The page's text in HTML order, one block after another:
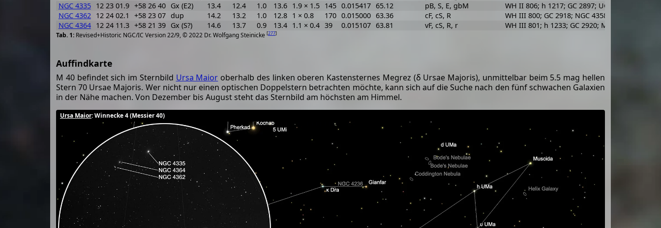
Revised+Historic NGC/IC Version 22/9, © 2022 Dr. Wolfgang Steinicke [277]
NGC 4335 12 23 01.9 +58 26 40 Gx (E2) 13.4 12.4 1.0 13.6 1.9 × 1.5 145 0.015417 65.12 pB, S, E, gbM
WH II 806; h 1217; GC 2897; UGC 7455; MCG
NGC 4362 12 24 02.1 +58 23 07 dup 14.2 13.2 1.0 12.8 1 × 0.8 170 0.015000 63.36 cF, cS, R
WH III 800; GC 2918; NGC 4358; UGC 7479;
NGC 4364 12 24 11.3 +58 21 39 Gx (S?) 14.6 13.7 0.9 13.4 1.1 × 0.4 39 0.015107 63.81 vF, cS, R, r WH III 801; h 1233; GC 2920; MCG 10-18-39;
Auffindkarte
M 40 befindet sich im Sternbild Ursa Maior oberhalb des linken oberen Kastensternes Megrez (δ Ursae Majoris), unmittelbar beim 5.5 mag hellen
Stern 70 Ursae Majoris. Wer nicht nur einen optischen Doppelstern betrachten möchte, kann sich auf die Suche nach den fünf schwachen Galaxien
in der Nähe machen. Von Dezember bis August steht das Sternbild am höchsten am Himmel.
Ursa Maior: Winnecke 4 (Messier 40)